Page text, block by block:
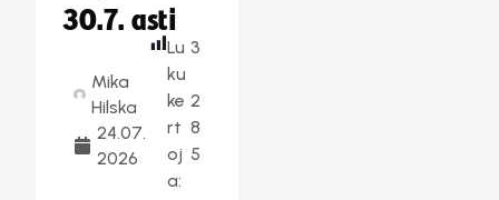
30.7. asti
Mika
Hilska
24.07.
2026
Lu
ku
ke
rt
oj
a:
3
2
8
5